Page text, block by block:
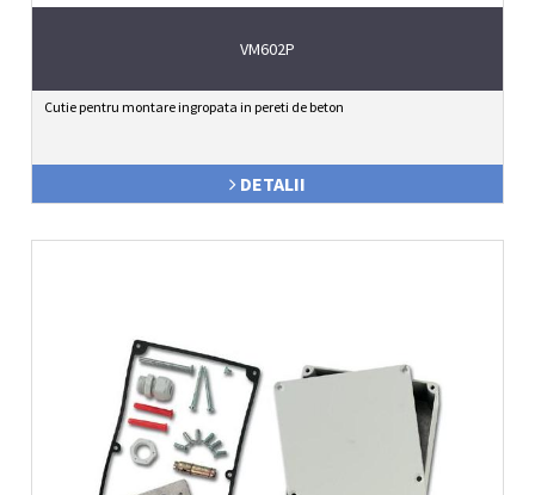
VM602P
Cutie pentru montare ingropata in pereti de beton
DETALII